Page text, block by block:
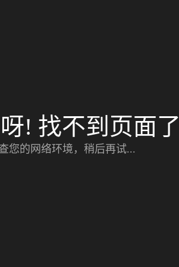
! 找不到页面了
您的网络环境，稍后再试...